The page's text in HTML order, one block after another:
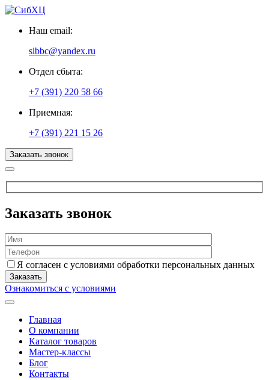
Наш email:
sibbc@yandex.ru
Отдел сбыта:
+7 (391) 220 58 66
Приемная:
+7 (391) 221 15 26
Заказать звонок
Заказать звонок
Я согласен с условиями обработки персональных данных
Ознакомиться с условиями
Главная
О компании
Каталог товаров
Мастер-классы
Блог
Контакты